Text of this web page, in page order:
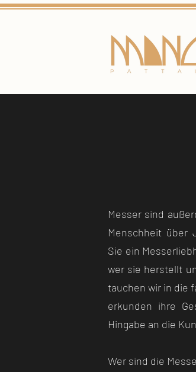
Messer sind
Menschheit über
Sie ein
wer sie herstellt
tauchen wir in die
erkunden ihre
Hingabe an die
Wer sind die